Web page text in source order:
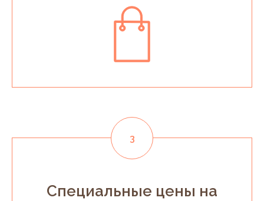
Специальные цены на